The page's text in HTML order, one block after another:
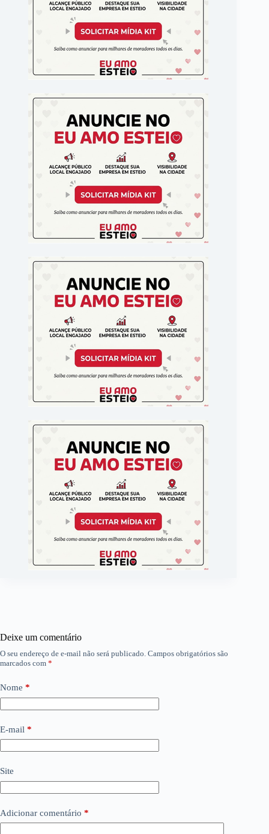
Deixe um comentário
O seu endereço de e-mail não será publicado. Campos obrigatórios são
marcados com *
Nome *
E-mail *
Site
Adicionar comentário *